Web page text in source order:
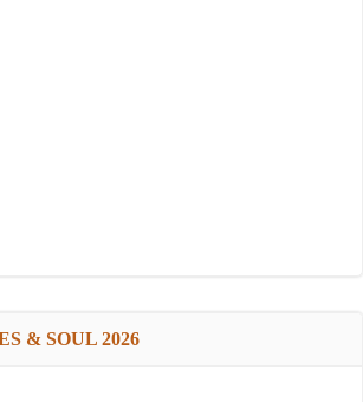
& SOUL 2026